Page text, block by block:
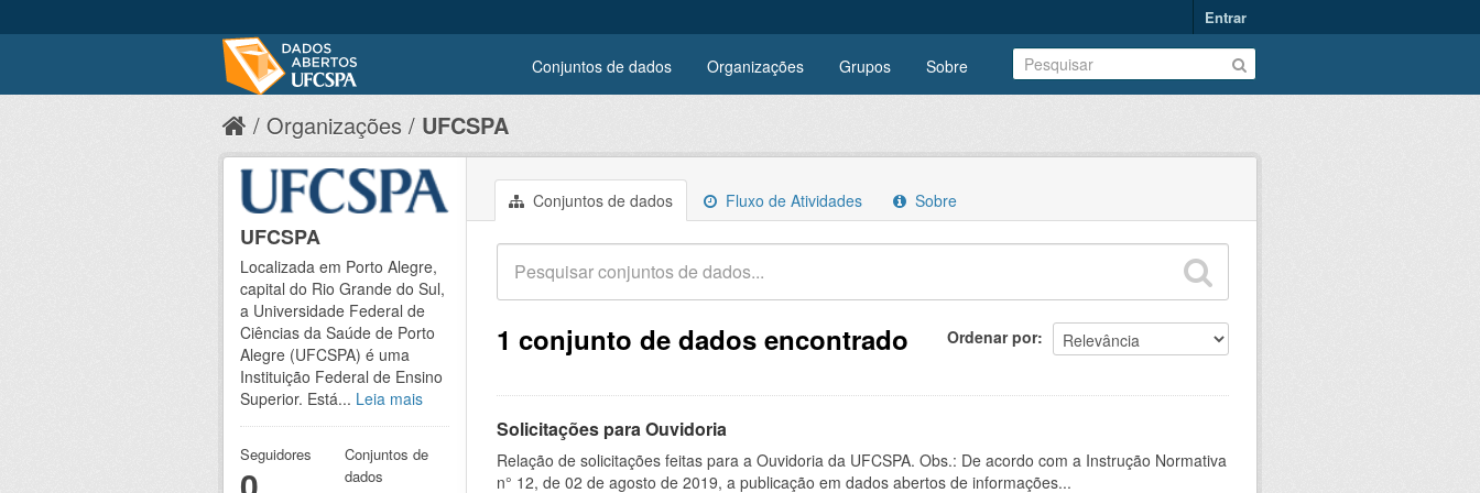
Entrar
Conjuntos de dados Organizações Grupos Sobre
Organizações UFCSPA
Conjuntos de dados Fluxo de Atividades Sobre
Ordenar por
1 conjunto de dados encontrado
Solicitações para Ouvidoria
Relação de solicitações feitas para a Ouvidoria da UFCSPA. Obs.: De acordo com a Instrução Normativa
n° 12, de 02 de agosto de 2019, a publicação em dados abertos de informações...
UFCSPA
Localizada em Porto Alegre,
capital do Rio Grande do Sul,
a Universidade Federal de
Ciências da Saúde de Porto
Alegre (UFCSPA) é uma
Instituição Federal de Ensino
Superior. Está... Leia mais
Seguidores
Conjuntos de
dados